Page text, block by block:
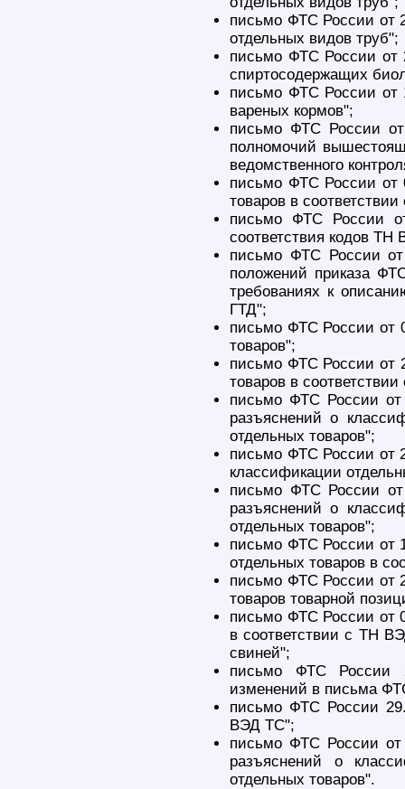
письмо ФТС России от
отдельных видов труб";
письмо ФТС России от
спиртосодержащих
письмо ФТС России от
вареных кормов";
письмо ФТС России
полномочий
ведомственного
письмо ФТС России от
товаров в
письмо ФТС России
соответствия кодов ТН
письмо ФТС России
положений приказа
требованиях к
ГТД";
письмо ФТС России от
товаров";
письмо ФТС России от
товаров в
письмо ФТС России
разъяснений о
отдельных товаров";
письмо ФТС России от
классификации
письмо ФТС России
разъяснений о
отдельных товаров";
письмо ФТС России от
отдельных товаров в
письмо ФТС России от
товаров товарной
письмо ФТС России от
в соответствии с ТН
свиней";
письмо ФТС России
изменений в письма
письмо ФТС России
ВЭД ТС";
письмо ФТС России
разъяснений о
отдельных товаров".